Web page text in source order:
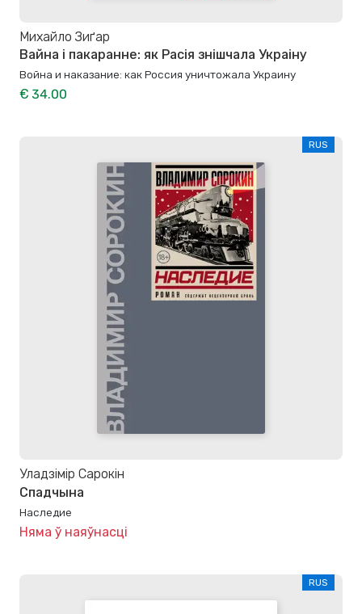
Михайло Зиґар
Вайна і пакаранне: як Расія знішчала Украіну
Война и наказание: как Россия уничтожала Украину
€ 34.00
RUS
Уладзімір Сарокін
Спадчына
Наследие
Няма ў наяўнасці
RUS